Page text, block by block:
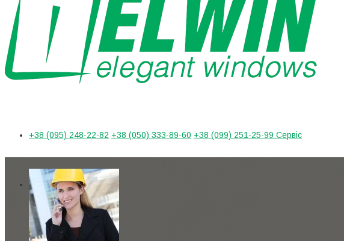
+38 (095) 248-22-82 +38 (050) 333-89-60 +38 (099) 251-25-99 Сервіс
Україна, м. Харків
вул. Клочківська, 258
Головна
Про нас